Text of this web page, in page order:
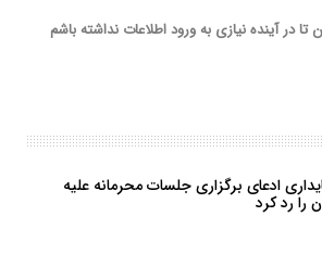
در آینده نیازی به ورود اطلاعات نداشته باشم
ادعای برگزاری جلسات محرمانه علیه
را رد کرد